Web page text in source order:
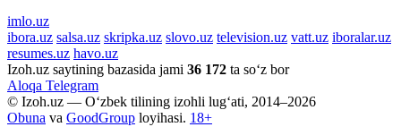
imlo.uz
ibora.uz salsa.uz skripka.uz slovo.uz television.uz vatt.uz iboralar.uz
resumes.uz havo.uz
Izoh.uz saytining bazasida jami 36 172 ta so‘z bor
Aloqa Telegram
© Izoh.uz — O‘zbek tilining izohli lug‘ati, 2014–2026
Obuna va GoodGroup loyihasi. 18+